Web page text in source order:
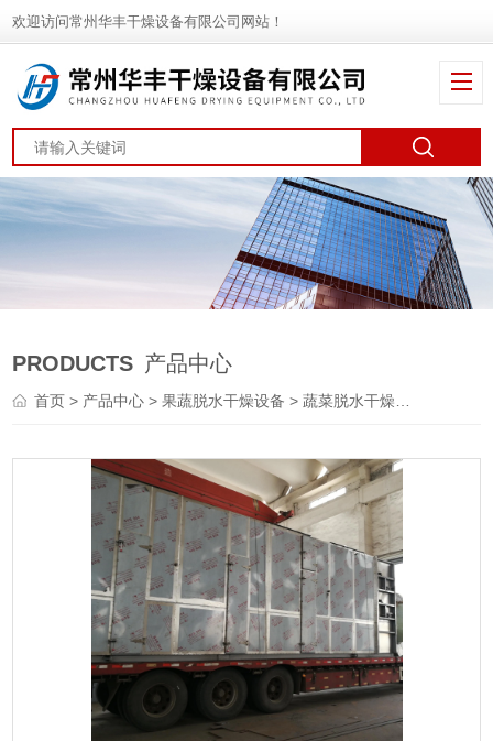
欢迎访问常州华丰干燥设备有限公司网站！
PRODUCTS 产品中心
首页> 产品中心 >果蔬脱水干燥设备 >蔬菜脱水干燥机